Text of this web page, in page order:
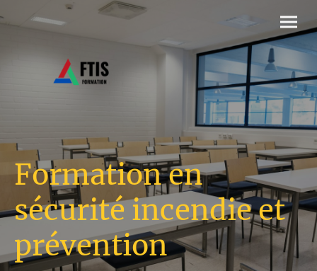
Formation en
sécurité incendie et
prévention